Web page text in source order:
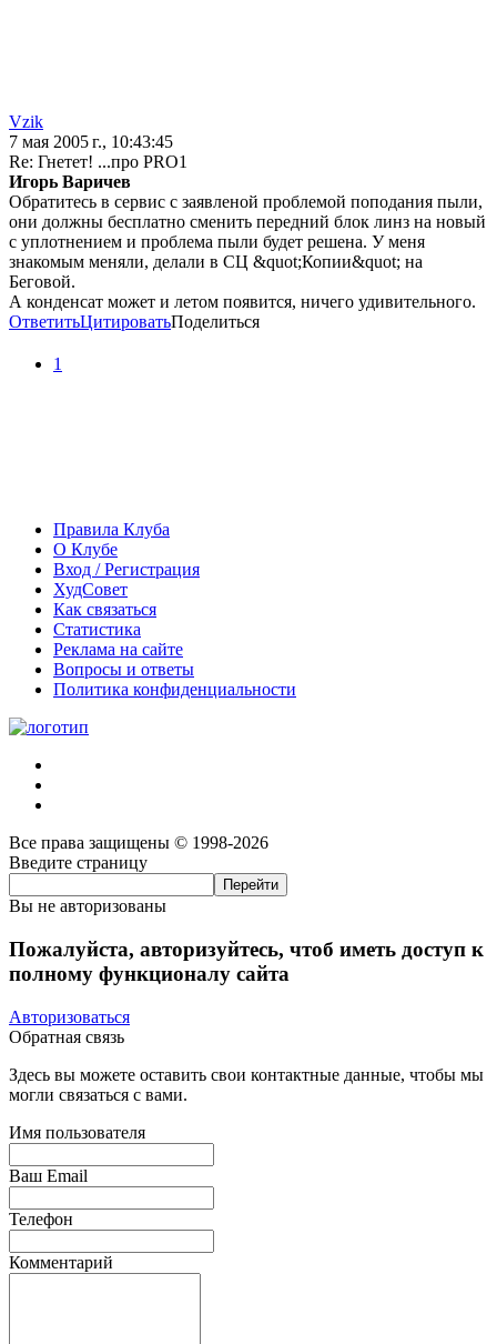
Vzik
7 мая 2005 г., 10:43:45
Re: Гнетет! ...про PRO1
Игорь Варичев
Обратитесь в сервис с заявленой проблемой поподания пыли,
они должны бесплатно сменить передний блок линз на новый
с уплотнением и проблема пыли будет решена. У меня
знакомым меняли, делали в СЦ &quot;Копии&quot; на
Беговой.
А конденсат может и летом появится, ничего удивительного.
ОтветитьЦитироватьПоделиться
1
Правила Клуба
О Клубе
Вход / Регистрация
ХудСовет
Как связаться
Статистика
Реклама на сайте
Вопросы и ответы
Политика конфиденциальности
Все права защищены © 1998-2026
Введите страницу
Вы не авторизованы
Пожалуйста, авторизуйтесь, чтоб иметь доступ к
полному функционалу сайта
Авторизоваться
Обратная связь
Здесь вы можете оставить свои контактные данные, чтобы мы
могли связаться с вами.
Имя пользователя
Ваш Email
Телефон
Комментарий